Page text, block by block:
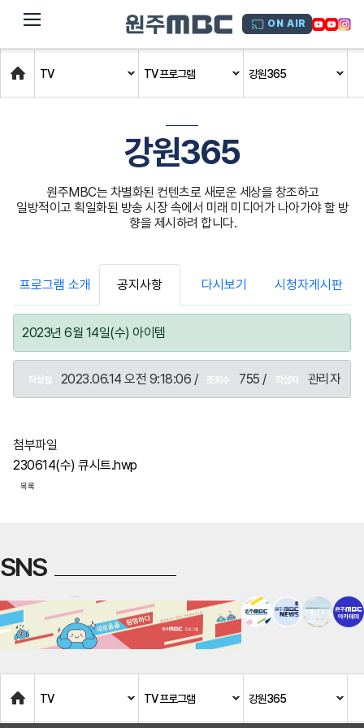
dehaze ON AIR
Home
TV TV 프로그램 강원365
강원365
원주MBC는 차별화된 컨텐츠로 새로운 세상을 창조하고
일방적이고 획일화된 방송 시장 속에서 미래 미디어가 나아가야 할 방
향을 제시하려 합니다.
프로그램 소개 공지사항 다시보기 시청자게시판
2023년 6월 14일(수) 아이템
작성일 2023.06.14 오전 9:18:06 / 조회수 755 / 작성자 관리자
첨부파일
230614(수) 큐시트.hwp
목록
SNS
Home
TV TV 프로그램 강원365